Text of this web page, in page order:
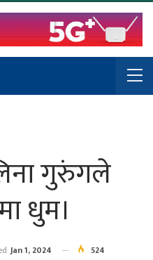
गुरुंगले
धुम।
Jan 1, 2024
524